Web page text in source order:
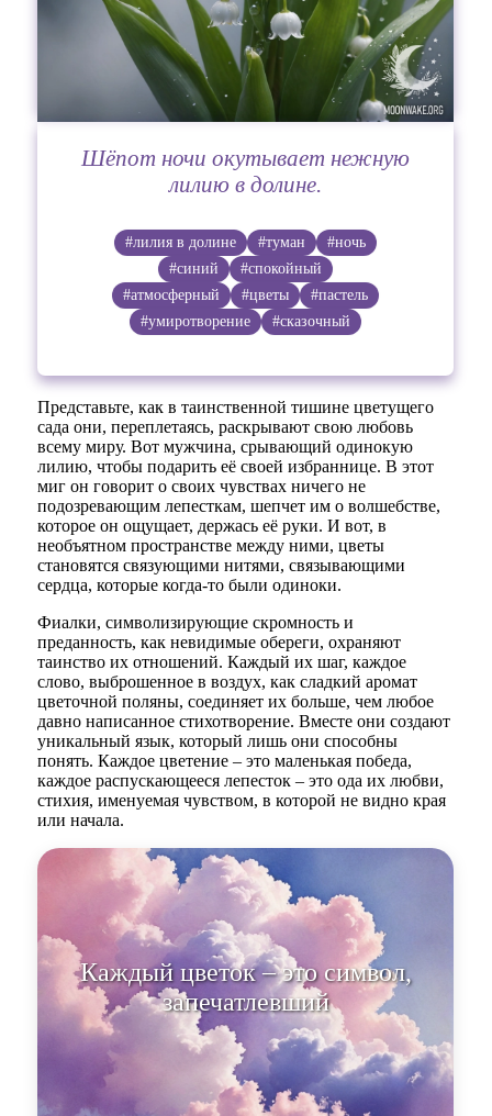
Шёпот ночи окутывает нежную
лилию в долине.
#лилия в долине #туман
#ночь
#синий
#спокойный
#атмосферный
#цветы
#пастель
#умиротворение
#сказочный
Представьте, как в таинственной тишине цветущего
сада они, переплетаясь, раскрывают свою любовь
всему миру. Вот мужчина, срывающий одинокую
лилию, чтобы подарить её своей избраннице. В этот
миг он говорит о своих чувствах ничего не
подозревающим лепесткам, шепчет им о волшебстве,
которое он ощущает, держась её руки. И вот, в
необъятном пространстве между ними, цветы
становятся связующими нитями, связывающими
сердца, которые когда-то были одиноки.
Фиалки, символизирующие скромность и
преданность, как невидимые обереги, охраняют
таинство их отношений. Каждый их шаг, каждое
слово, выброшенное в воздух, как сладкий аромат
цветочной поляны, соединяет их больше, чем любое
давно написанное стихотворение. Вместе они создают
уникальный язык, который лишь они способны
понять. Каждое цветение – это маленькая победа,
каждое распускающееся лепесток – это ода их любви,
стихия, именуемая чувством, в которой не видно края
или начала.
Каждый цветок – это символ,
запечатлевший неповторимую
мгновение жизни.